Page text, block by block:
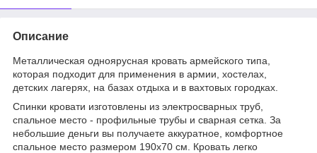
Описание
Металлическая одноярусная кровать армейского типа,
которая подходит для применения в армии, хостелах,
детских лагерях, на базах отдыха и в вахтовых городках.
Спинки кровати изготовлены из электросварных труб,
спальное место - профильные трубы и сварная сетка. За
небольшие деньги вы получаете аккуратное, комфортное
спальное место размером 190х70 см. Кровать легко